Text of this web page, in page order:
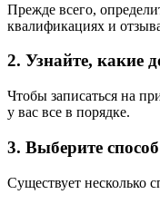
Прежде всего,
квалификациях и
2. Узнайте, какие
Чтобы записаться на
у вас все в порядке.
3. Выберите
Существует несколько